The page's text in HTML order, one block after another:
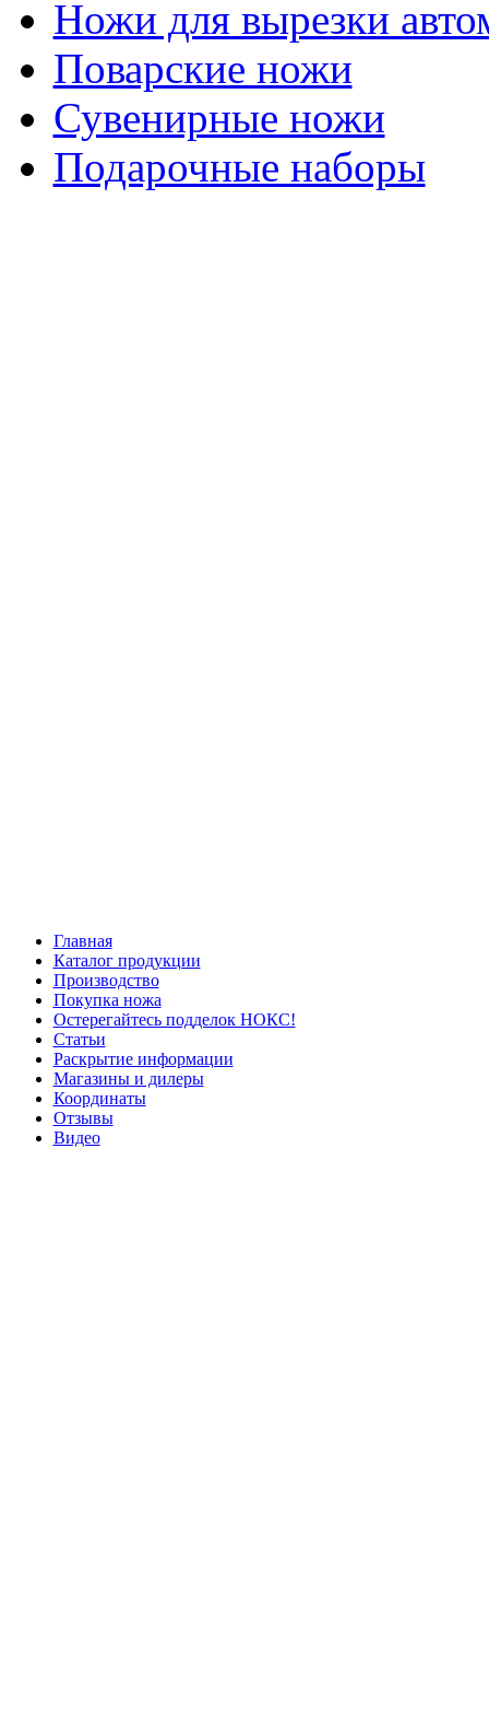
Ножи для вырезки
Поварские ножи
Сувенирные ножи
Подарочные наборы
Главная
Каталог продукции
Производство
Покупка ножа
Остерегайтесь подделок НОКС!
Статьи
Раскрытие информации
Магазины и дилеры
Координаты
Отзывы
Видео